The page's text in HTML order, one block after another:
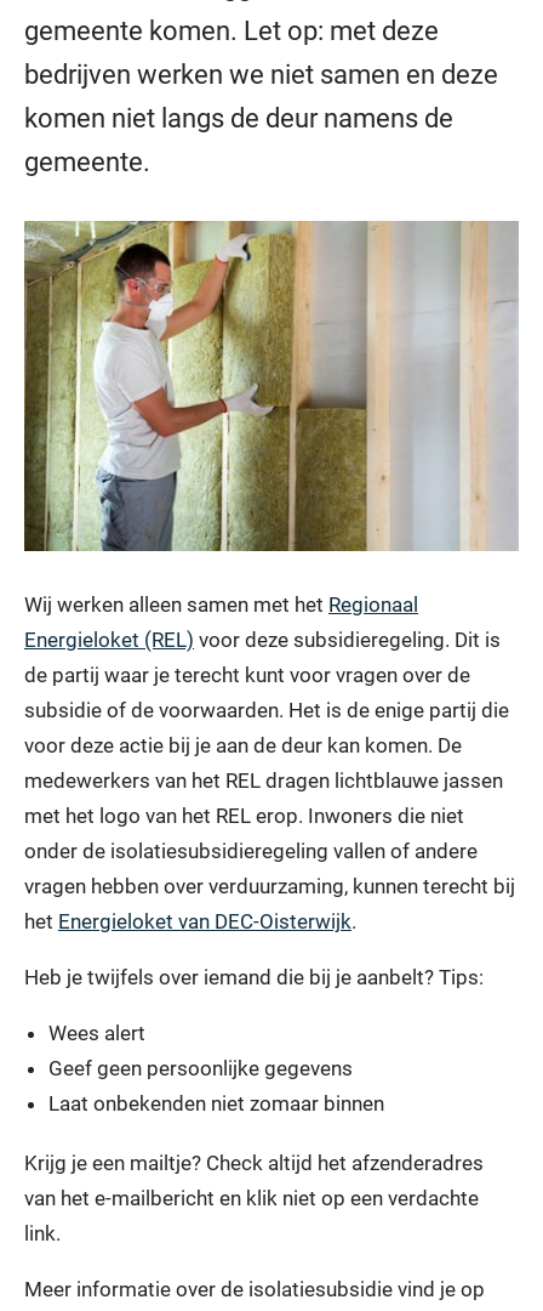
gemeente komen. Let op: met deze
bedrijven werken we niet samen en deze
komen niet langs de deur namens de
gemeente.
Wij werken alleen samen met het Regionaal
Energieloket (REL) voor deze subsidieregeling. Dit is
de partij waar je terecht kunt voor vragen over de
subsidie of de voorwaarden. Het is de enige partij die
voor deze actie bij je aan de deur kan komen. De
medewerkers van het REL dragen lichtblauwe jassen
met het logo van het REL erop. Inwoners die niet
onder de isolatiesubsidieregeling vallen of andere
vragen hebben over verduurzaming, kunnen terecht bij
het Energieloket van DEC-Oisterwijk.
Heb je twijfels over iemand die bij je aanbelt? Tips:
Wees alert
Geef geen persoonlijke gegevens
Laat onbekenden niet zomaar binnen
Krijg je een mailtje? Check altijd het afzenderadres
van het e-mailbericht en klik niet op een verdachte
link.
Meer informatie over de isolatiesubsidie vind je op